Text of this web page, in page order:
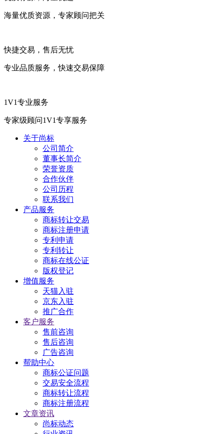
海量优质资源，专家顾问把关
快捷交易，售后无忧
专业品质服务，快速交易保障
1V1专业服务
专家级顾问1V1专享服务
关于尚标
公司简介
董事长简介
荣誉资质
合作伙伴
公司历程
联系我们
产品服务
商标转让交易
商标注册申请
专利申请
专利转让
商标在线公证
版权登记
增值服务
天猫入驻
京东入驻
推广合作
客户服务
售前咨询
售后咨询
广告咨询
帮助中心
商标公证问题
交易安全流程
商标转让流程
商标注册流程
文章资讯
尚标动态